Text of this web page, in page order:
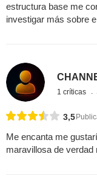
estructura base me
investigar más sobre
1 críticas
3,5
Me encanta me
maravillosa de